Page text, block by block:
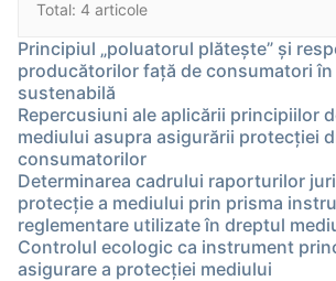
Total: 4 articole
Principiul „poluatorul plătește” și
producătorilor față de consumatori în
sustenabilă
Repercusiuni ale aplicării principiilor
mediului asupra asigurării protecției
consumatorilor
Determinarea cadrului raporturilor
protecție a mediului prin prisma
reglementare utilizate în dreptul
Controlul ecologic ca instrument
asigurare a protecției mediului